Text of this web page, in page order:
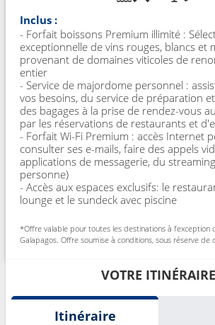
Inclus :
- Forfait boissons Premium illimité :
exceptionnelle de vins rouges, blancs et
provenant de domaines viticoles de
entier
- Service de majordome personnel :
vos besoins, du service de préparation
des bagages à la prise de rendez-vous
par les réservations de restaurants et
- Forfait Wi-Fi Premium : accès Internet
consulter ses e-mails, faire des appels
applications de messagerie, du
personne)
- Accès aux espaces exclusifs: le
lounge et le sundeck avec piscine
*Offre valable pour toutes les destinations à l’exception
Galapagos. Offre soumise à conditions, sous réserve de
VOTRE ITINÉRAIRE
Itinéraire